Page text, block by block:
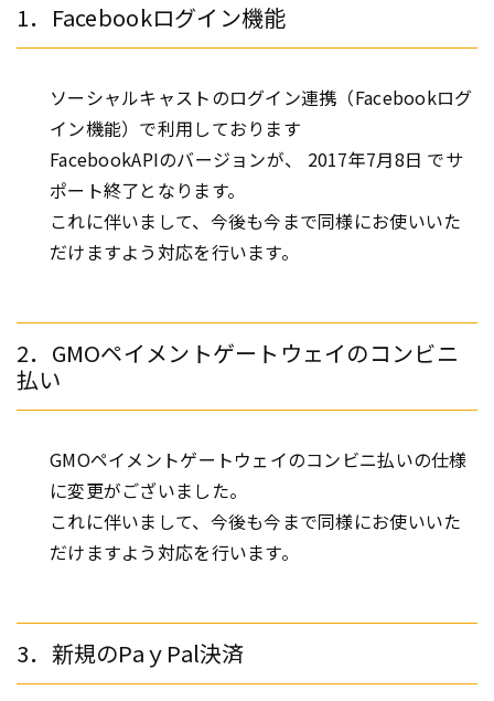
1．Facebookログイン機能
ソーシャルキャストのログイン連携（Facebookログ
イン機能）で利用しております
FacebookAPIのバージョンが、 2017年7月8日 でサ
ポート終了となります。
これに伴いまして、今後も今まで同様にお使いいた
だけますよう対応を行います。
2．GMOペイメントゲートウェイのコンビニ
払い
GMOペイメントゲートウェイのコンビニ払いの仕様
に変更がございました。
これに伴いまして、今後も今まで同様にお使いいた
だけますよう対応を行います。
3．新規のPaｙPal決済